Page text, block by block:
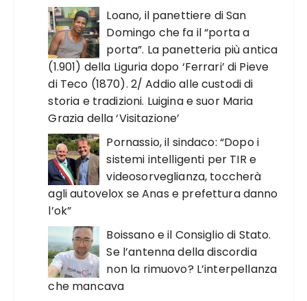
Loano, il panettiere di San
Domingo che fa il “porta a
porta”. La panetteria più antica
(1.901) della Liguria dopo ‘Ferrari’ di Pieve
di Teco (1870). 2/ Addio alle custodi di
storia e tradizioni. Luigina e suor Maria
Grazia della ‘Visitazione’
Pornassio, il sindaco: “Dopo i
sistemi intelligenti per TIR e
videosorveglianza, toccherà
agli autovelox se Anas e prefettura danno
l’ok”
Boissano e il Consiglio di Stato.
Se l’antenna della discordia
non la rimuovo? L’interpellanza
che mancava